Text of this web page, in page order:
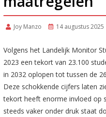
Joy Manzo 14 augustus 2025
Volgens het Landelijk Monitor
2023 een tekort van 23.100
in 2032 oplopen tot tussen de
Deze schokkende cijfers laten
tekort heeft enorme invloed op
steeds vaker onder druk staat